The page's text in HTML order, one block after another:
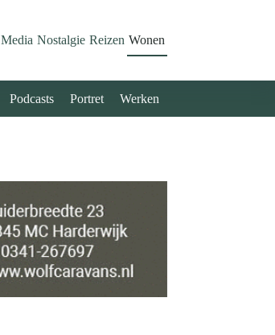
Media Nostalgie Reizen Wonen
Podcasts Portret Werken